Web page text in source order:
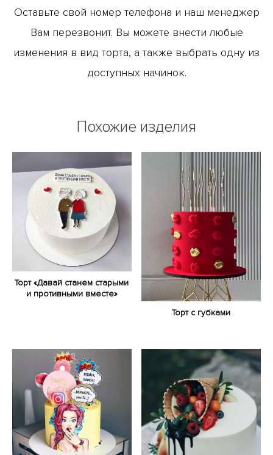
Оставьте свой номер телефона и наш менеджер
Вам перезвонит. Вы можете внести любые
изменения в вид торта, а также выбрать одну из
доступных начинок.
Похожие изделия
Торт «Давай станем старыми
и противными вместе»
Торт с губками